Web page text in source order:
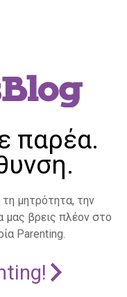
παρέα.
τη μητρότητα, την
μας βρεις πλέον στο
Parenting.